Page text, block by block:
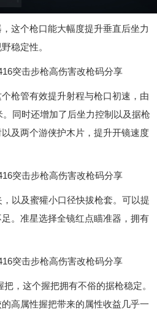
这个枪口能大幅度提升垂直后坐力
稳定性。
枪管有效提升射程与枪口初速，由
同时还增加了后坐力控制以及据枪
及两个游侠护木片，提升开镜速度
以及蜜獾小口径快拔枪套。可以提
。准星选择全镜红点瞄准器，拥有
，这个握把拥有不俗的据枪稳定。
高属性握把带来的属性收益几乎一